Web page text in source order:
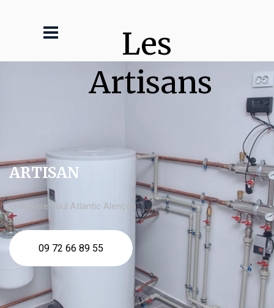
Les
Artisans
ARTISAN
chaudière fioul Atlantic Alençon
09 72 66 89 55